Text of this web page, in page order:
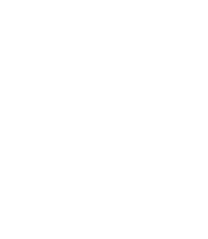
não estar totalmente
e destinado a uso interno
individuais e destinado a